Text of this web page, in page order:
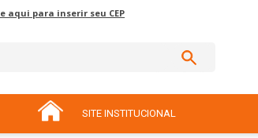
aqui para inserir seu CEP
SITE INSTITUCIONAL